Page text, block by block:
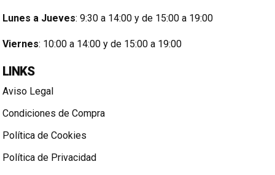
Lunes a Jueves: 9:30 a 14:00 y de 15:00 a 19:00
Viernes: 10:00 a 14:00 y de 15:00 a 19:00
LINKS
Aviso Legal
Condiciones de Compra
Política de Cookies
Política de Privacidad